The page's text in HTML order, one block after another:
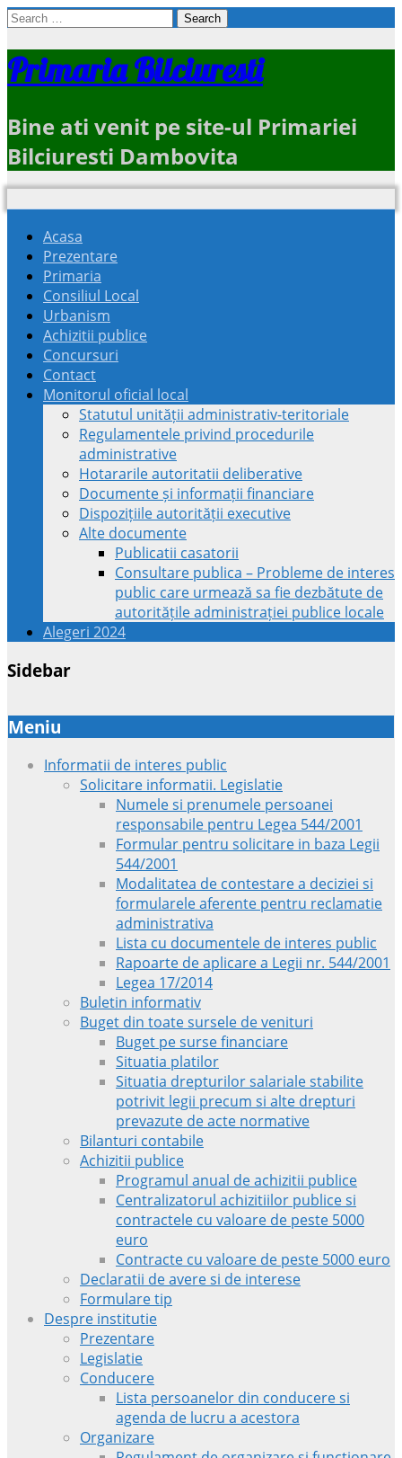
Search
Primaria Bilciuresti
Bine ati venit pe site-ul Primariei
Bilciuresti Dambovita
Acasa
Prezentare
Primaria
Consiliul Local
Urbanism
Achizitii publice
Concursuri
Contact
Monitorul oficial local
Statutul unității administrativ-teritoriale
Regulamentele privind procedurile
administrative
Hotararile autoritatii deliberative
Documente și informații financiare
Dispozițiile autorității executive
Alte documente
Publicatii casatorii
Consultare publica – Probleme de interes
public care urmează sa fie dezbătute de
autoritățile administrației publice locale
Alegeri 2024
Sidebar
Meniu
Informatii de interes public
Solicitare informatii. Legislatie
Numele si prenumele persoanei
responsabile pentru Legea 544/2001
Formular pentru solicitare in baza Legii
544/2001
Modalitatea de contestare a deciziei si
formularele aferente pentru reclamatie
administrativa
Lista cu documentele de interes public
Rapoarte de aplicare a Legii nr. 544/2001
Legea 17/2014
Buletin informativ
Buget din toate sursele de venituri
Buget pe surse financiare
Situatia platilor
Situatia drepturilor salariale stabilite
potrivit legii precum si alte drepturi
prevazute de acte normative
Bilanturi contabile
Achizitii publice
Programul anual de achizitii publice
Centralizatorul achizitiilor publice si
contractele cu valoare de peste 5000
euro
Contracte cu valoare de peste 5000 euro
Declaratii de avere si de interese
Formulare tip
Despre institutie
Prezentare
Legislatie
Conducere
Lista persoanelor din conducere si
agenda de lucru a acestora
Organizare